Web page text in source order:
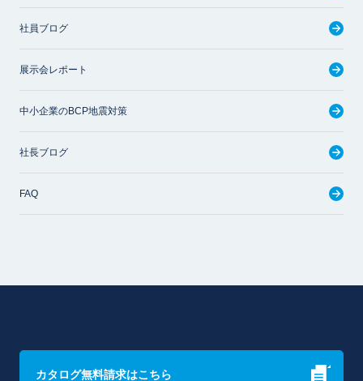
社員ブログ
展示会レポート
中小企業のBCP地震対策
社長ブログ
FAQ
カタログ無料請求はこちら